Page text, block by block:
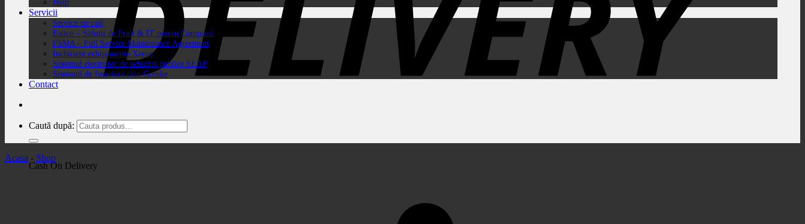
Cash On Delivery
Servicii
Service on call
Estico – Soluții de Print & IT pentru Companii
FSMA – Full Service Maintenance Agreement
Inchiriere echipamente Xerox
Sistemul electronic de achiziții publice SEAP
Sistemul de finanțare prin Grenke
Contact
Caută după:
Acasa - Shop